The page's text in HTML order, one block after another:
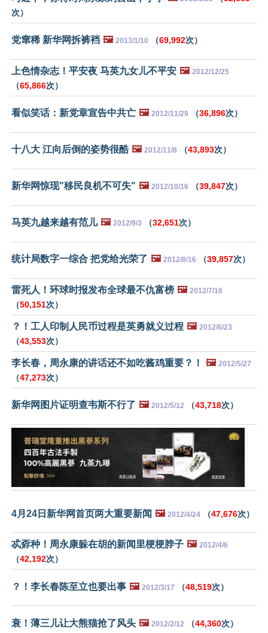
次）
党窜稀 新华网拆裤裆 🖼️ 2013/1/10 （69,992次）
上色情杂志！平安夜 马英九女儿不平安 🖼️ 2012/12/25
（65,866次）
看似笑话：新党章宣告中共亡 🖼️ 2012/11/29 （36,896次）
十八大 江向后倒的姿势很酷 🖼️ 2012/11/8 （43,893次）
新华网惊现"移民良机不可失" 🖼️ 2012/10/16 （39,847次）
马英九越来越有范儿 🖼️ 2012/9/3 （32,651次）
统计局数字一综合 把党给光荣了 🖼️ 2012/8/16 （39,857次）
雷死人！环球时报发布全球最不仇富榜 🖼️ 2012/7/16
（50,151次）
？！工人印制人民币过程是英勇就义过程 🖼️ 2012/6/23
（43,553次）
李长春，周永康的讲话还不如吃酱鸡重要？！ 🖼️ 2012/5/27
（47,273次）
新华网图片证明查韦斯不行了 🖼️ 2012/5/12 （43,718次）
4月24日新华网首页两大重要新闻 🖼️ 2012/4/24 （47,676次）
忒孬种！周永康躲在胡的新闻里梗梗脖子 🖼️ 2012/4/6
（42,192次）
？！李长春陈至立也要出事 🖼️ 2012/3/17 （48,519次）
衰！薄三儿让大熊猫抢了风头 🖼️ 2012/2/12 （44,360次）